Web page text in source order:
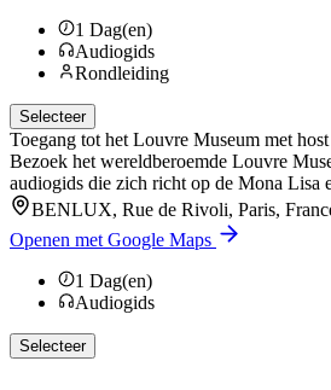
1 Dag(en)
Audiogids
Rondleiding
Selecteer
Toegang tot het Louvre Museum met
Bezoek het wereldberoemde Louvre
audiogids die zich richt op de Mona Lisa
BENLUX, Rue de Rivoli, Paris,
Openen met Google Maps
1 Dag(en)
Audiogids
Selecteer